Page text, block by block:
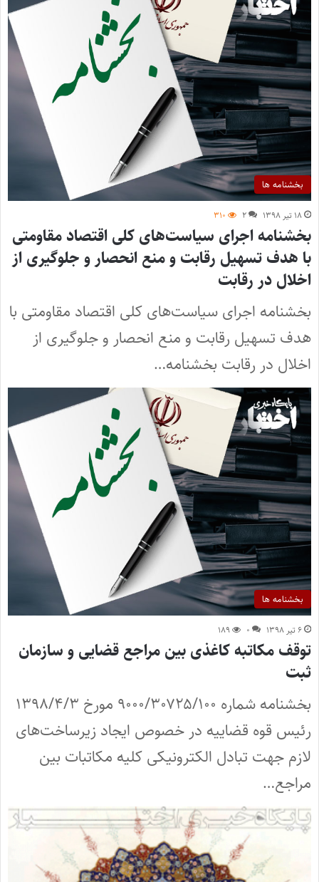
بخشنامه ها
۱۸ تیر ۱۳۹۸ ۲ ۳۱۰
بخشنامه اجرای سیاست‌های کلی اقتصاد مقاومتی
با هدف تسهیل رقابت و منع انحصار و جلوگیری از
اخلال در رقابت
بخشنامه اجرای سیاست‌های کلی اقتصاد مقاومتی با
هدف تسهیل رقابت و منع انحصار و جلوگیری از
اخلال در رقابت بخشنامه…
بخشنامه ها
۶ تیر ۱۳۹۸ ۰ ۱۸۹
توقف مکاتبه کاغذی بین مراجع قضایی و سازمان
ثبت
بخشنامه شماره ۹۰۰۰/۳۰۷۲۵/۱۰۰ مورخ ۱۳۹۸/۴/۳
رئیس قوه قضاییه در خصوص ایجاد زیرساخت‌های
لازم جهت تبادل الکترونیکی کلیه مکاتبات بین
مراجع…